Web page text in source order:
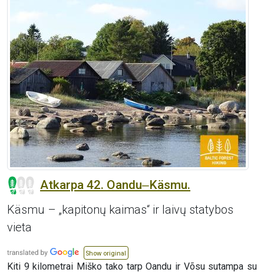
Atkarpa 42. Oandu‒Käsmu.
Käsmu – „kapitonų kaimas“ ir laivų statybos
vieta
Show original
Kiti 9 kilometrai Miško tako tarp Oandu ir Võsu sutampa su